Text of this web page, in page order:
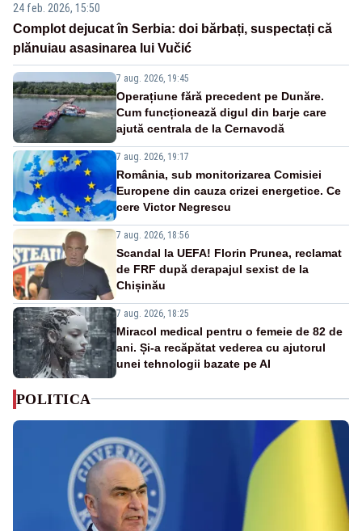
24 feb. 2026, 15:50
Complot dejucat în Serbia: doi bărbați, suspectați că
plănuiau asasinarea lui Vučić
7 aug. 2026, 19:45
Operațiune fără precedent pe Dunăre.
Cum funcționează digul din barje care
ajută centrala de la Cernavodă
7 aug. 2026, 19:17
România, sub monitorizarea Comisiei
Europene din cauza crizei energetice. Ce
cere Victor Negrescu
7 aug. 2026, 18:56
Scandal la UEFA! Florin Prunea, reclamat
de FRF după derapajul sexist de la
Chișinău
7 aug. 2026, 18:25
Miracol medical pentru o femeie de 82 de
ani. Și-a recăpătat vederea cu ajutorul
unei tehnologii bazate pe AI
POLITICA